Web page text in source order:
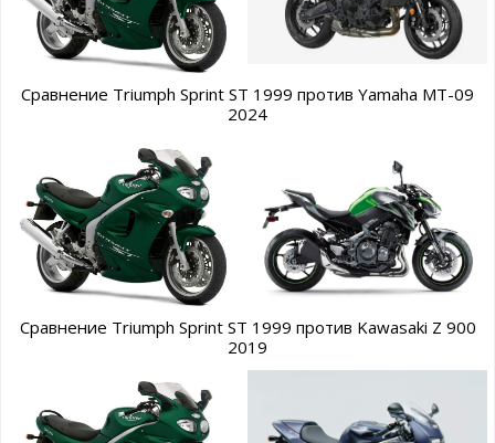
Сравнение Triumph Sprint ST 1999 против Yamaha MT-09
2024
Сравнение Triumph Sprint ST 1999 против Kawasaki Z 900
2019